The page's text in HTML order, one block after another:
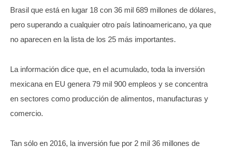
Brasil que está en lugar 18 con 36 mil 689 millones de dólares,
pero superando a cualquier otro país latinoamericano, ya que
no aparecen en la lista de los 25 más importantes.
La información dice que, en el acumulado, toda la inversión
mexicana en EU genera 79 mil 900 empleos y se concentra
en sectores como producción de alimentos, manufacturas y
comercio.
Tan sólo en 2016, la inversión fue por 2 mil 36 millones de